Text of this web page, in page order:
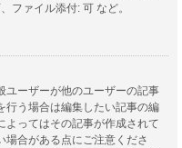
ファイル添付: 可 など。
ユーザーが他のユーザーの記事
行う場合は編集したい記事の編
よってはその記事が作成されて
場合がある点にご注意くださ